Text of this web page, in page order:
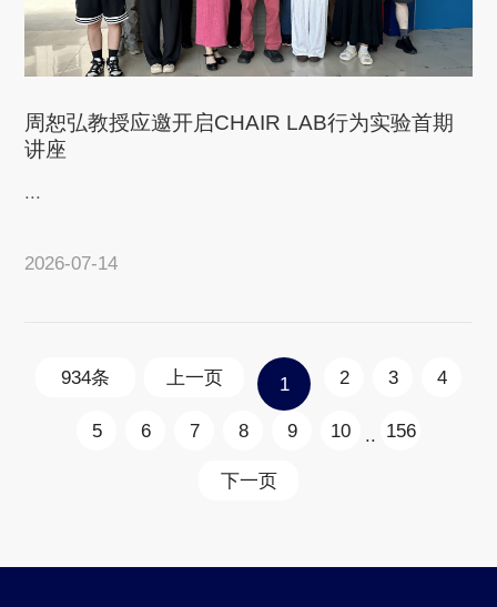
周恕弘教授应邀开启CHAIR LAB行为实验首期
讲座
...
2026-07-14
查看详情
934条 上一页 1 2 3 4
5 6 7 8 9 10 .. 156
下一页